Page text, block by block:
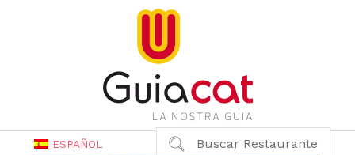
ESPAÑOL Buscar Restaurante